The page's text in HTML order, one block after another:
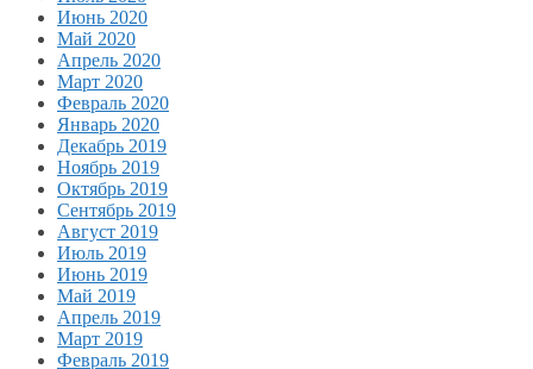
Июнь 2020
Май 2020
Апрель 2020
Март 2020
Февраль 2020
Январь 2020
Декабрь 2019
Ноябрь 2019
Октябрь 2019
Сентябрь 2019
Август 2019
Июль 2019
Июнь 2019
Май 2019
Апрель 2019
Март 2019
Февраль 2019